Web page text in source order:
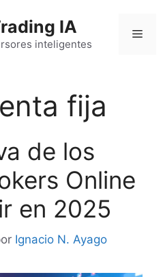
IA
inteligentes
fija
de los
Online
en 2025
Ignacio N. Ayago